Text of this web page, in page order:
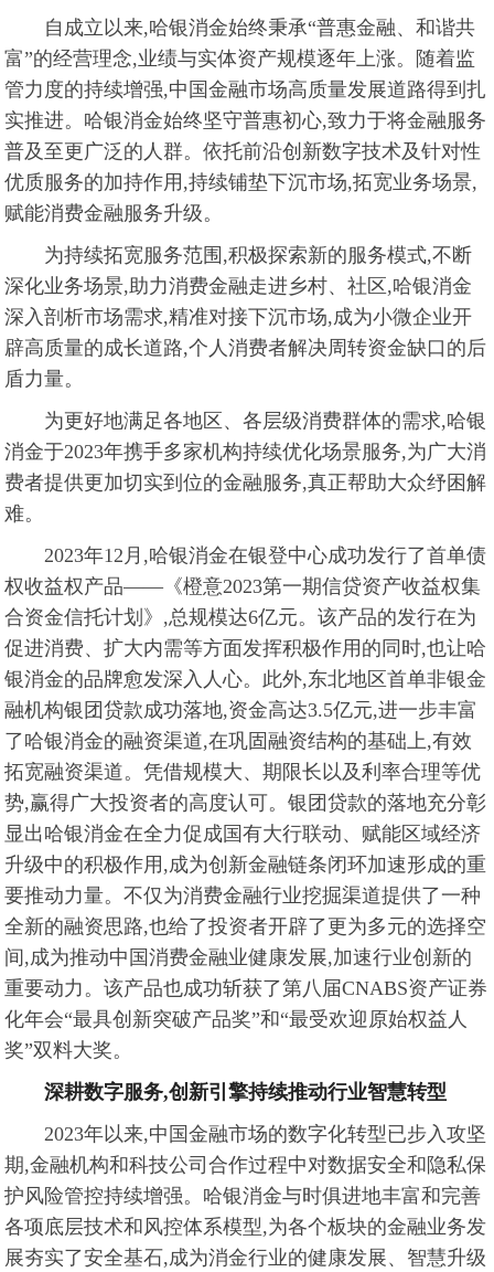
自成立以来,哈银消金始终秉承“普惠金融、和谐共
富”的经营理念,业绩与实体资产规模逐年上涨。随着监
管力度的持续增强,中国金融市场高质量发展道路得到扎
实推进。哈银消金始终坚守普惠初心,致力于将金融服务
普及至更广泛的人群。依托前沿创新数字技术及针对性
优质服务的加持作用,持续铺垫下沉市场,拓宽业务场景,
赋能消费金融服务升级。
为持续拓宽服务范围,积极探索新的服务模式,不断
深化业务场景,助力消费金融走进乡村、社区,哈银消金
深入剖析市场需求,精准对接下沉市场,成为小微企业开
辟高质量的成长道路,个人消费者解决周转资金缺口的后
盾力量。
为更好地满足各地区、各层级消费群体的需求,哈银
消金于2023年携手多家机构持续优化场景服务,为广大消
费者提供更加切实到位的金融服务,真正帮助大众纾困解
难。
2023年12月,哈银消金在银登中心成功发行了首单债
权收益权产品——《橙意2023第一期信贷资产收益权集
合资金信托计划》,总规模达6亿元。该产品的发行在为
促进消费、扩大内需等方面发挥积极作用的同时,也让哈
银消金的品牌愈发深入人心。此外,东北地区首单非银金
融机构银团贷款成功落地,资金高达3.5亿元,进一步丰富
了哈银消金的融资渠道,在巩固融资结构的基础上,有效
拓宽融资渠道。凭借规模大、期限长以及利率合理等优
势,赢得广大投资者的高度认可。银团贷款的落地充分彰
显出哈银消金在全力促成国有大行联动、赋能区域经济
升级中的积极作用,成为创新金融链条闭环加速形成的重
要推动力量。不仅为消费金融行业挖掘渠道提供了一种
全新的融资思路,也给了投资者开辟了更为多元的选择空
间,成为推动中国消费金融业健康发展,加速行业创新的
重要动力。该产品也成功斩获了第八届CNABS资产证券
化年会“最具创新突破产品奖”和“最受欢迎原始权益人
奖”双料大奖。
深耕数字服务,创新引擎持续推动行业智慧转型
2023年以来,中国金融市场的数字化转型已步入攻坚
期,金融机构和科技公司合作过程中对数据安全和隐私保
护风险管控持续增强。哈银消金与时俱进地丰富和完善
各项底层技术和风控体系模型,为各个板块的金融业务发
展夯实了安全基石,成为消金行业的健康发展、智慧升级